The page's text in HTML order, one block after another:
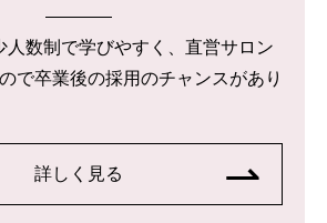
人数制で学びやすく、直営サロン
で卒業後の採用のチャンスがあり
詳しく見る